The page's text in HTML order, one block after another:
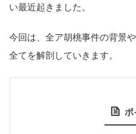
い最近起きました。
今回は、全ア胡桃事件の背景
全てを解剖していきます。
ポ